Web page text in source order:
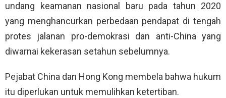
undang keamanan nasional baru pada tahun 2020
yang menghancurkan perbedaan pendapat di tengah
protes jalanan pro-demokrasi dan anti-China yang
diwarnai kekerasan setahun sebelumnya.
Pejabat China dan Hong Kong membela bahwa hukum
itu diperlukan untuk memulihkan ketertiban.